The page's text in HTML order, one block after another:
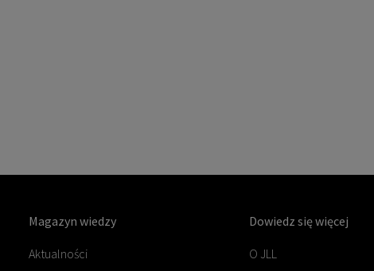
Magazyn wiedzy
Aktualności
Dowiedz się więcej
O JLL